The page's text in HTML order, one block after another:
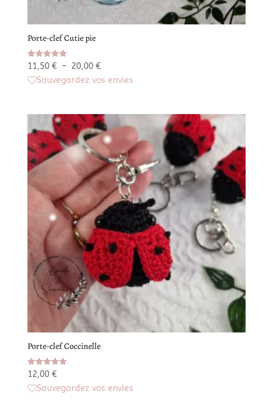
Porte-clef Cutie pie
Note
5.00
sur 5
11,50 € – 20,00 €Plage
de
à
20,00 €
Sauvegardez vos envies
Porte-clef Coccinelle
Note
5.00
sur 5
12,00 €
Sauvegardez vos envies